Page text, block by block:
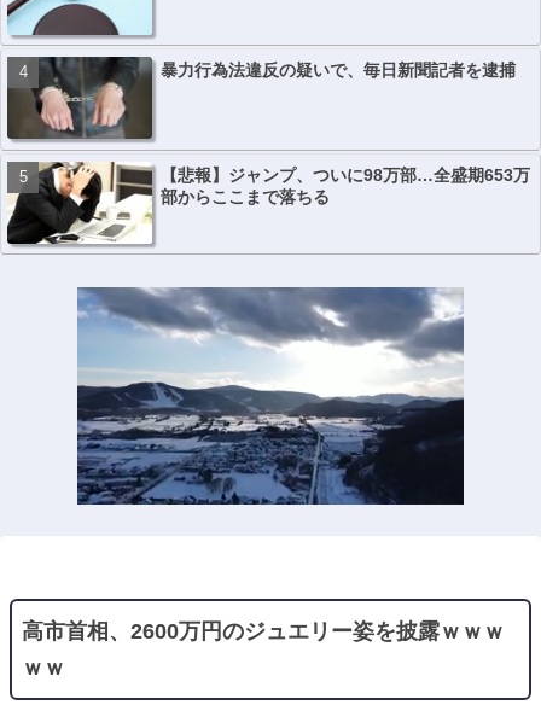
暴力行為法違反の疑いで、毎日新聞記者を逮捕
【悲報】ジャンプ、ついに98万部…全盛期653万
部からここまで落ちる
高市首相、2600万円のジュエリー姿を披露ｗｗｗ
ｗｗ